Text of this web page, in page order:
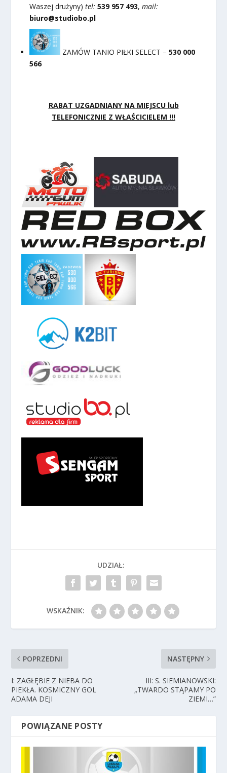
Waszej drużyny)tel: 539 957 493,mail:
biuro@studiobo.pl
ZAMÓW TANIO PIŁKI SELECT –530 000
566
RABAT UZGADNIANY NA MIEJSCU lub
TELEFONICZNIE Z WŁAŚCICIELEM !!!
UDZIAŁ:
WSKAŹNIK:
POPRZEDNI
I: ZAGŁĘBIE Z NIEBA DO
PIEKŁA. KOSMICZNY GOL
ADAMA DEJI
NASTĘPNY
III: S. SIEMIANOWSKI:
„TWARDO STĄPAMY PO
ZIEMI…”
POWIĄZANE POSTY